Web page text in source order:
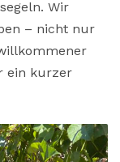
Wir
– nicht nur
ein kurzer